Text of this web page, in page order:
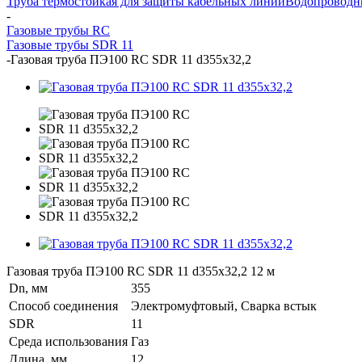
-
Газовые трубы RC
Газовые трубы SDR 11
-Газовая труба ПЭ100 RC SDR 11 d355х32,2
Газовая труба ПЭ100 RC SDR 11 d355х32,2 12 м
Dn, мм
355
Способ соединения
Электромуфтовый, Сварка встык
SDR
11
Среда использования Газ
Длина, мм
12